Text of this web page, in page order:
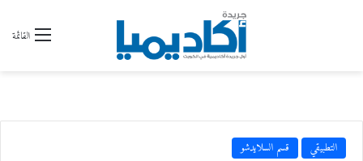
القائمة
التطبيقي قسم السلايدشو